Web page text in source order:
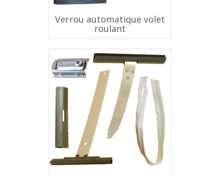
Verrou automatique volet
roulant